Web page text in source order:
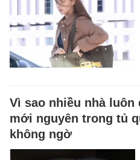
Vì sao nhiều nhà luôn
mới nguyên trong tủ
không ngờ